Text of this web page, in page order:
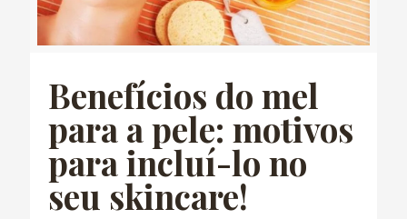
Benefícios do mel
para a pele: motivos
para incluí-lo no
seu skincare!